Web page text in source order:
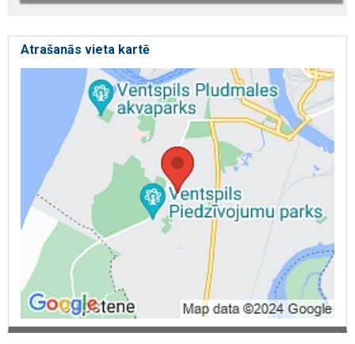
Atrašanās vieta kartē